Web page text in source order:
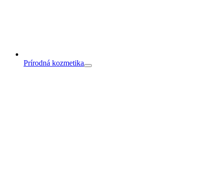
Prírodná kozmetika